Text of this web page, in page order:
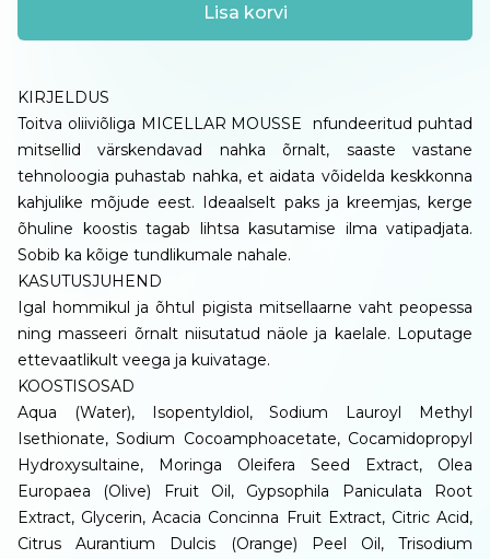
Lisa korvi
KIRJELDUS
Toitva oliiviõliga MICELLAR MOUSSE nfundeeritud puhtad
mitsellid värskendavad nahka õrnalt, saaste vastane
tehnoloogia puhastab nahka, et aidata võidelda keskkonna
kahjulike mõjude eest. Ideaalselt paks ja kreemjas, kerge
õhuline koostis tagab lihtsa kasutamise ilma vatipadjata.
Sobib ka kõige tundlikumale nahale.
KASUTUSJUHEND
Igal hommikul ja õhtul pigista mitsellaarne vaht peopessa
ning masseeri õrnalt niisutatud näole ja kaelale. Loputage
ettevaatlikult veega ja kuivatage.
KOOSTISOSAD
Aqua (Water), Isopentyldiol, Sodium Lauroyl Methyl
Isethionate, Sodium Cocoamphoacetate, Cocamidopropyl
Hydroxysultaine, Moringa Oleifera Seed Extract, Olea
Europaea (Olive) Fruit Oil, Gypsophila Paniculata Root
Extract, Glycerin, Acacia Concinna Fruit Extract, Citric Acid,
Citrus Aurantium Dulcis (Orange) Peel Oil, Trisodium